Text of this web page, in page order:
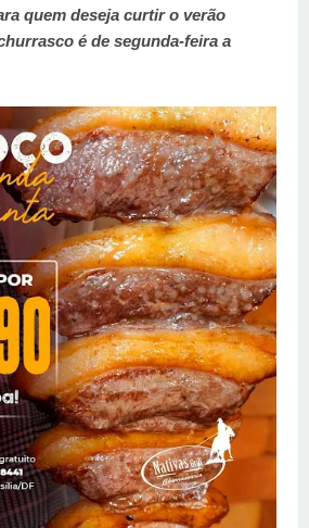
quem deseja curtir o verão
é de segunda-feira a